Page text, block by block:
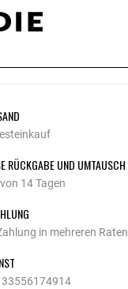
RÜCKGABE UND UMTAUSCH
14 Tagen
in mehreren Raten
33556174914